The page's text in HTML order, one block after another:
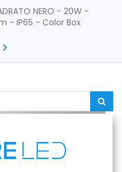
NERO - 20W -
- IP65 - Color Box